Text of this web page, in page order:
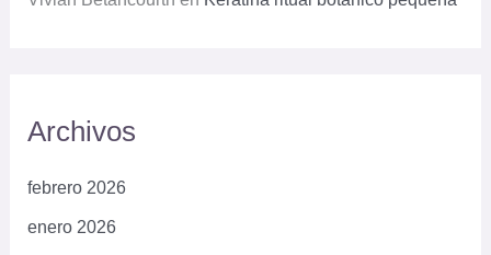
Archivos
febrero 2026
enero 2026